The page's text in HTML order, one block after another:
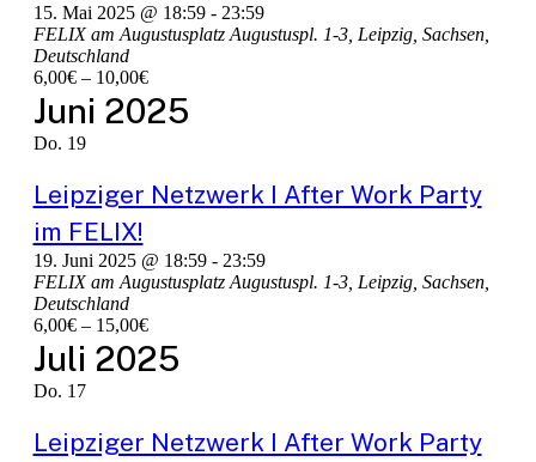
15. Mai 2025 @ 18:59- 23:59
FELIX am Augustusplatz Augustuspl. 1-3, Leipzig, Sachsen,
Deutschland
6,00€ – 10,00€
Juni 2025
Do. 19
Leipziger Netzwerk I After Work Party
im FELIX!
19. Juni 2025 @ 18:59- 23:59
FELIX am Augustusplatz Augustuspl. 1-3, Leipzig, Sachsen,
Deutschland
6,00€ – 15,00€
Juli 2025
Do. 17
Leipziger Netzwerk I After Work Party